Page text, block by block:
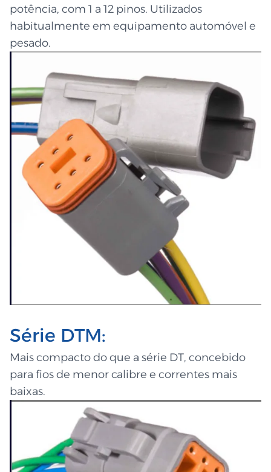
potência, com 1 a 12 pinos. Utilizados
habitualmente em equipamento automóvel e
pesado.
Série DTM:
Mais compacto do que a série DT, concebido
para fios de menor calibre e correntes mais
baixas.